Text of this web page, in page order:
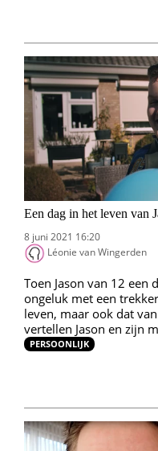
Een dag in het leven van
8 juni 2021 16:20
Léonie van Wingerden
Toen Jason van 12 een
ongeluk met een
leven, maar ook dat
vertellen Jason en zijn
PERSOONLIJK